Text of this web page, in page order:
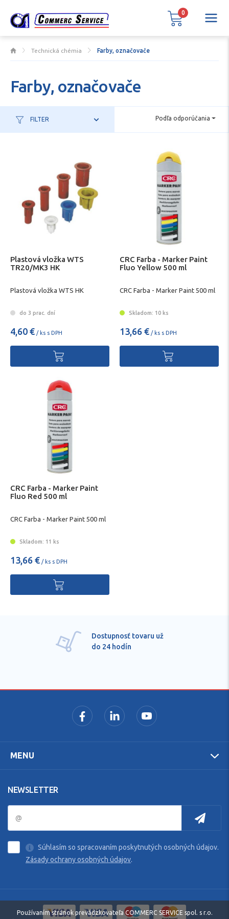
Technická chémia Farby, označovače
Farby, označovače
FILTER Podľa odporúčania
Plastová vložka WTS
TR20/MK3 HK
Plastová vložka WTS HK
do 3 prac. dní
4,60 € / ks s DPH
CRC Farba - Marker Paint
Fluo Yellow 500 ml
CRC Farba - Marker Paint 500 ml
Skladom: 10 ks
13,66 € / ks s DPH
CRC Farba - Marker Paint
Fluo Red 500 ml
CRC Farba - Marker Paint 500 ml
Skladom: 11 ks
13,66 € / ks s DPH
Dostupnosť tovaru už
do 24 hodín
MENU
NEWSLETTER
Súhlasím so spracovaním poskytnutých osobných údajov.
Zásady ochrany osobných údajov.
0
Používaním stránok prevádzkovateľa COMMERC SERVICE spol. s r.o.